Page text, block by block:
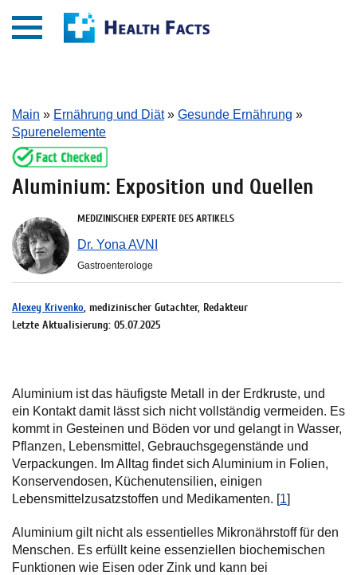
Main » Ernährung und Diät» Gesunde Ernährung »
Spurenelemente
Aluminium: Exposition und Quellen
MEDIZINISCHER EXPERTE DES ARTIKELS
Dr. Yona AVNI
Gastroenterologe
Alexey Krivenko, medizinischer Gutachter, Redakteur
Letzte Aktualisierung: 05.07.2025
Aluminium ist das häufigste Metall in der Erdkruste, und
ein Kontakt damit lässt sich nicht vollständig vermeiden. Es
kommt in Gesteinen und Böden vor und gelangt in Wasser,
Pflanzen, Lebensmittel, Gebrauchsgegenstände und
Verpackungen. Im Alltag findet sich Aluminium in Folien,
Konservendosen, Küchenutensilien, einigen
Lebensmittelzusatzstoffen und Medikamenten. [1]
Aluminium gilt nicht als essentielles Mikronährstoff für den
Menschen. Es erfüllt keine essenziellen biochemischen
Funktionen wie Eisen oder Zink und kann bei